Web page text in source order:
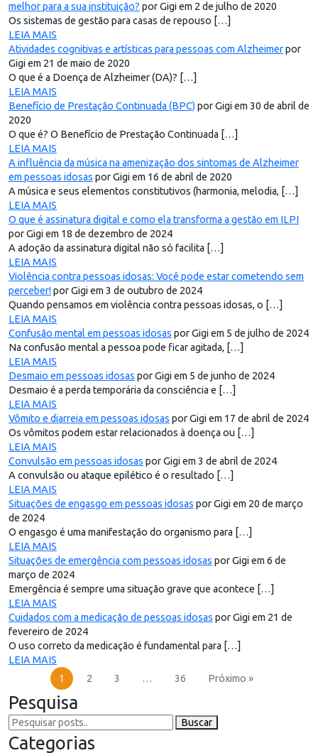
melhor para a sua instituição? por Gigi em 2 de julho de 2020
Os sistemas de gestão para casas de repouso […]
LEIA MAIS
Atividades cognitivas e artísticas para pessoas com Alzheimerpor
Gigi em 21 de maio de 2020
O que é a Doença de Alzheimer (DA)? […]
LEIA MAIS
Benefício de Prestação Continuada (BPC) por Gigi em 30 de abril de
2020
O que é? O Benefício de Prestação Continuada […]
LEIA MAIS
A influência da música na amenização dos sintomas de Alzheimer
em pessoas idosas por Gigi em 16 de abril de 2020
A música e seus elementos constitutivos (harmonia, melodia, […]
LEIA MAIS
O que é assinatura digital e como ela transforma a gestão em ILPI
por Gigi em 18 de dezembro de 2024
A adoção da assinatura digital não só facilita […]
LEIA MAIS
Violência contra pessoas idosas: Você pode estar cometendo sem
perceber! por Gigi em 3 de outubro de 2024
Quando pensamos em violência contra pessoas idosas, o […]
LEIA MAIS
Confusão mental em pessoas idosas por Gigi em 5 de julho de 2024
Na confusão mental a pessoa pode ficar agitada, […]
LEIA MAIS
Desmaio em pessoas idosas por Gigi em 5 de junho de 2024
Desmaio é a perda temporária da consciência e […]
LEIA MAIS
Vômito e diarreia em pessoas idosas por Gigi em 17 de abril de 2024
Os vômitos podem estar relacionados à doença ou […]
LEIA MAIS
Convulsão em pessoas idosas por Gigi em 3 de abril de 2024
A convulsão ou ataque epilético é o resultado […]
LEIA MAIS
Situações de engasgo em pessoas idosas por Gigi em 20 de março
de 2024
O engasgo é uma manifestação do organismo para […]
LEIA MAIS
Situações de emergência com pessoas idosas por Gigi em 6 de
março de 2024
Emergência é sempre uma situação grave que acontece […]
LEIA MAIS
Cuidados com a medicação de pessoas idosas por Gigi em 21 de
fevereiro de 2024
O uso correto da medicação é fundamental para […]
LEIA MAIS
1
2 3 … 36 Próximo »
Pesquisa
Buscar
Categorias